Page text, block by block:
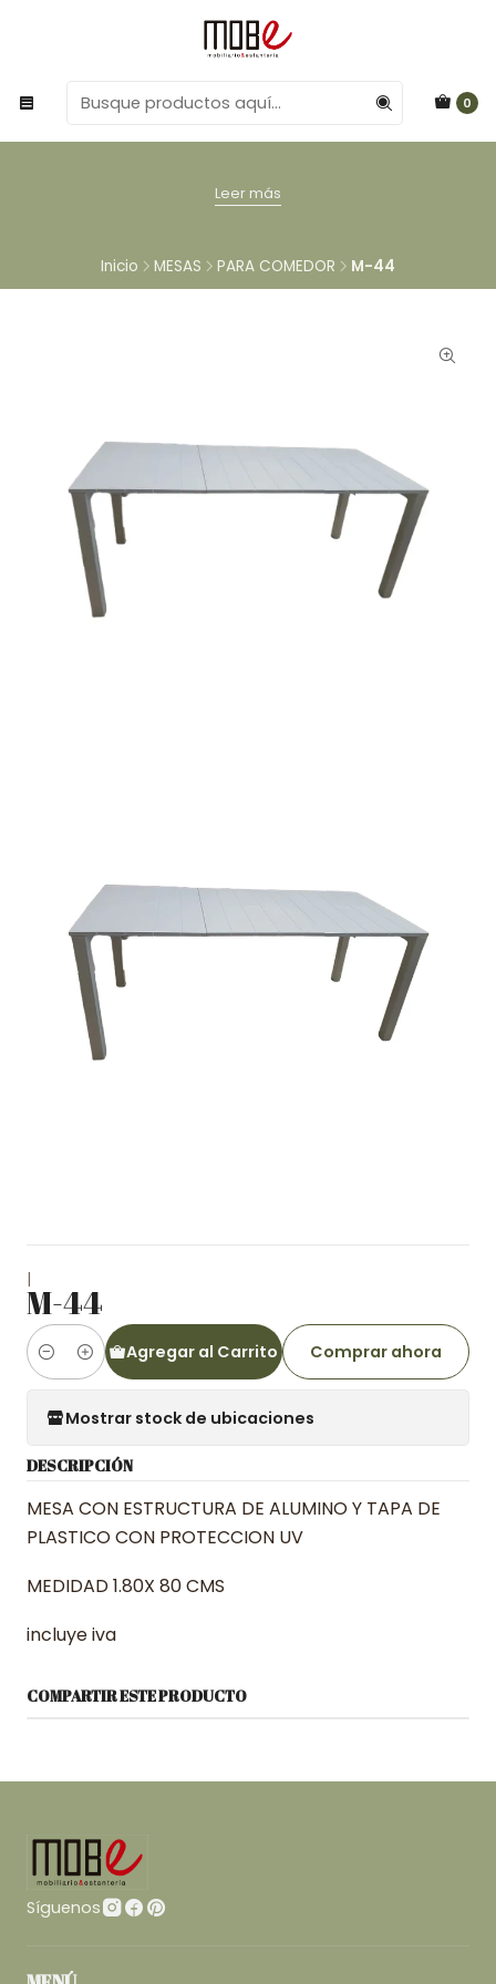
0
Leer más
Inicio MESAS PARA COMEDOR M-44
|
M-44
Cantidad
Agregar al Carrito Comprar ahora
Mostrar stock de ubicaciones
DESCRIPCIÓN
MESA CON ESTRUCTURA DE ALUMINO Y TAPA DE
PLASTICO CON PROTECCION UV
MEDIDAD 1.80X 80 CMS
incluye iva
COMPARTIR ESTE PRODUCTO
Síguenos